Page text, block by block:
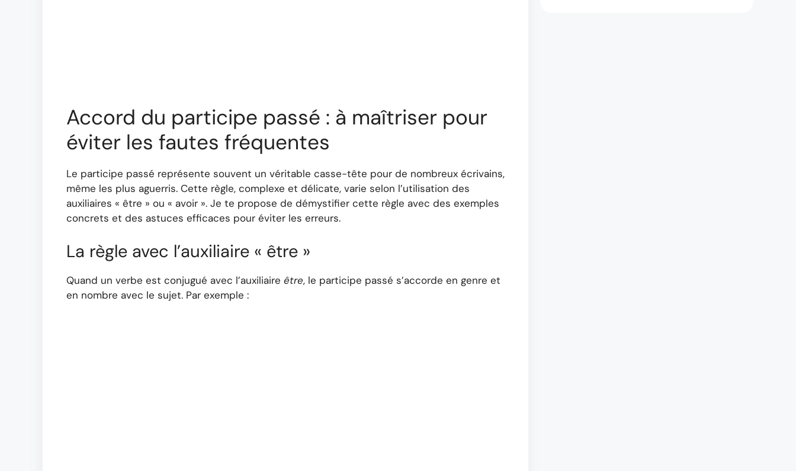
Accord du participe passé : à maîtriser pour
éviter les fautes fréquentes
Le participe passé représente souvent un véritable casse-tête pour de nombreux écrivains,
même les plus aguerris. Cette règle, complexe et délicate, varie selon l’utilisation des
auxiliaires « être » ou « avoir ». Je te propose de démystifier cette règle avec des exemples
concrets et des astuces efficaces pour éviter les erreurs.
La règle avec l’auxiliaire « être »
Quand un verbe est conjugué avec l’auxiliaire être, le participe passé s’accorde en genre et
en nombre avec le sujet. Par exemple :